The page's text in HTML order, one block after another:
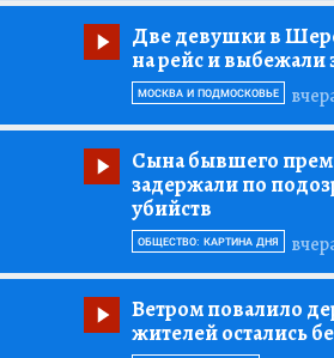
Две девушки в
на рейс и выбежали
МОСКВА И ПОДМОСКОВЬЕ
Сына бывшего
задержали по
убийств
ОБЩЕСТВО: КАРТИНА ДНЯ
Ветром повалило
жителей остались